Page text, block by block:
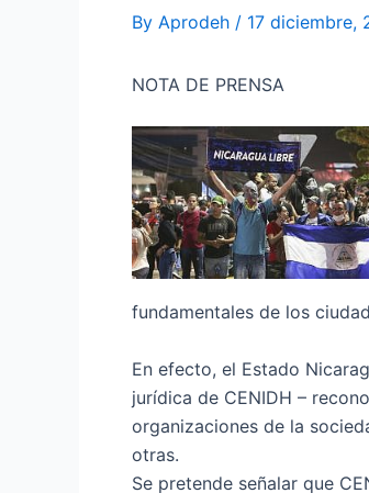
By Aprodeh / 17 diciembre,
NOTA DE PRENSA
fundamentales de los
En efecto, el Estado
jurídica de CENIDH –
organizaciones de la
otras.
Se pretende señalar que